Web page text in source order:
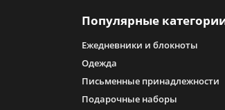
Популярные
Ежедневники и блокноты
Одежда
Письменные принадлежности
Подарочные наборы